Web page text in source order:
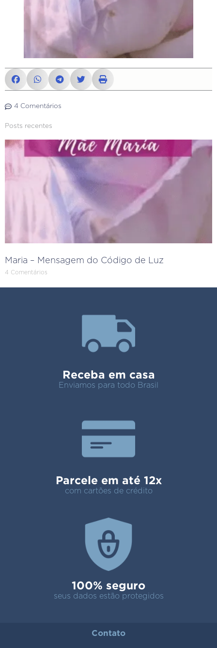
4 Comentários
Posts recentes
Maria – Mensagem do Código de Luz
4 Comentários
Receba em casa
Enviamos para todo Brasil
Parcele em até 12x
com cartões de crédito
100% seguro
seus dados estão protegidos
Contato